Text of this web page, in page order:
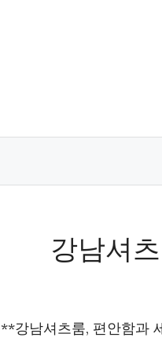
강남셔
**강남셔츠룸, 편안함과